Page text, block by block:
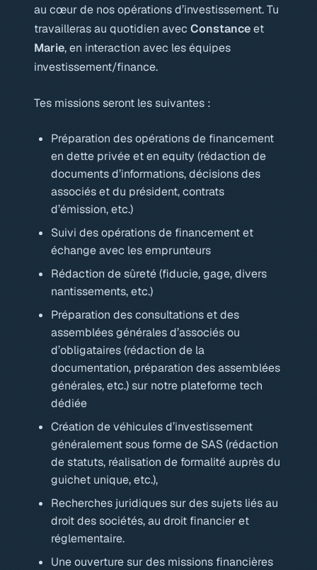
au cœur de nos opérations d’investissement. Tu
travailleras au quotidien avec Constanceet
Marie, en interaction avec les équipes
investissement/finance.
Tes missions seront les suivantes :
Préparation des opérations de financement
en dette privée et en equity (rédaction de
documents d’informations, décisions des
associés et du président, contrats
d’émission, etc.)
Suivi des opérations de financement et
échange avec les emprunteurs
Rédaction de sûreté (fiducie, gage, divers
nantissements, etc.)
Préparation des consultations et des
assemblées générales d’associés ou
d’obligataires (rédaction de la
documentation, préparation des assemblées
générales, etc.) sur notre plateforme tech
dédiée
Création de véhicules d’investissement
généralement sous forme de SAS (rédaction
de statuts, réalisation de formalité auprès du
guichet unique, etc.),
Recherches juridiques sur des sujets liés au
droit des sociétés, au droit financier et
réglementaire.
Une ouverture sur des missions financières